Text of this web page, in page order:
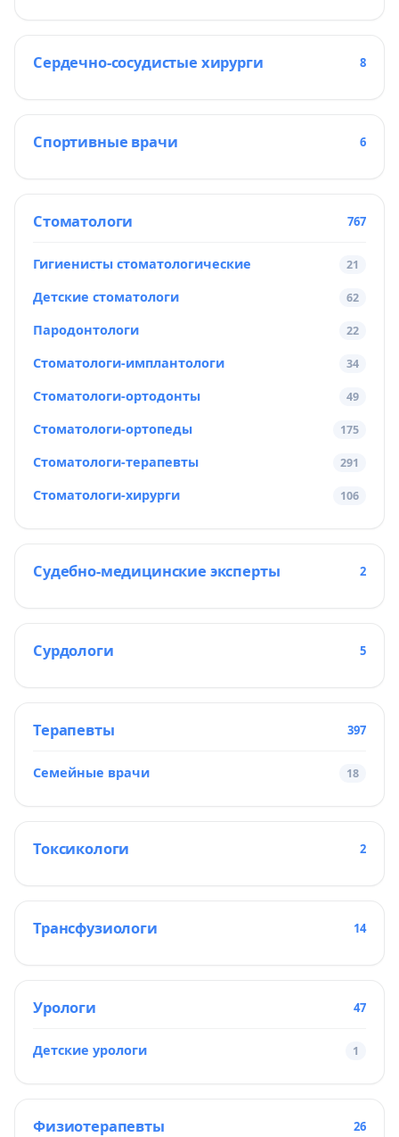
Сердечно-сосудистые хирурги 8
Спортивные врачи 6
Стоматологи 767
Гигиенисты стоматологические 21
Детские стоматологи 62
Пародонтологи 22
Стоматологи-имплантологи 34
Стоматологи-ортодонты 49
Стоматологи-ортопеды 175
Стоматологи-терапевты 291
Стоматологи-хирурги 106
Судебно-медицинские эксперты 2
Сурдологи 5
Терапевты 397
Семейные врачи 18
Токсикологи 2
Трансфузиологи 14
Урологи 47
Детские урологи 1
Физиотерапевты 26